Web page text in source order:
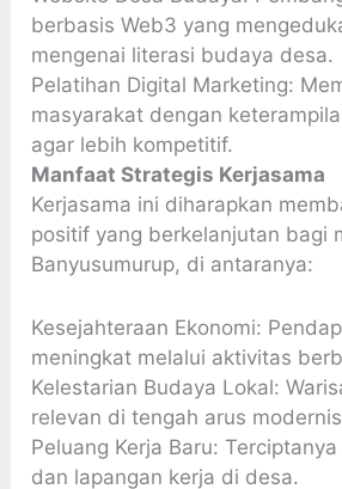
berbasis Web3 yang
mengenai literasi budaya desa.
Pelatihan Digital Marketing:
masyarakat dengan
agar lebih kompetitif.
Manfaat Strategis Kerjasama
Kerjasama ini diharapkan
positif yang berkelanjutan bagi
Banyusumurup, di antaranya:
Kesejahteraan Ekonomi:
meningkat melalui aktivitas
Kelestarian Budaya Lokal:
relevan di tengah arus
Peluang Kerja Baru:
dan lapangan kerja di desa.